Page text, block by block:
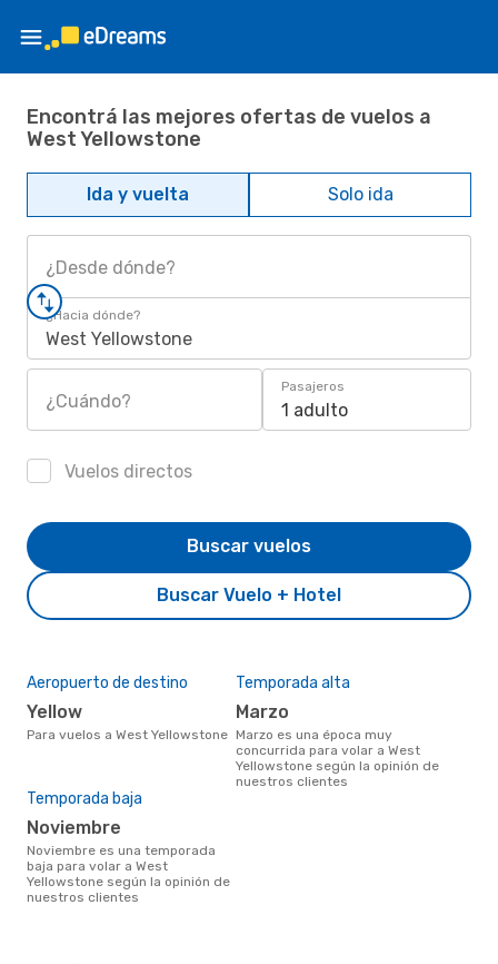
Encontrá las mejores ofertas de vuelos a
West Yellowstone
Ida y vuelta Solo ida
¿Desde dónde?
¿Hacia dónde?
West Yellowstone
¿Cuándo?
Pasajeros
1 adulto
Vuelos directos
Buscar Vuelo + Hotel
Buscar vuelos
Aeropuerto de destino
Yellow
Para vuelos a West Yellowstone
Temporada alta
marzo
marzo es una época muy
concurrida para volar a West
Yellowstone según la opinión de
nuestros clientes
Temporada baja
noviembre
noviembre es una temporada
baja para volar a West
Yellowstone según la opinión de
nuestros clientes